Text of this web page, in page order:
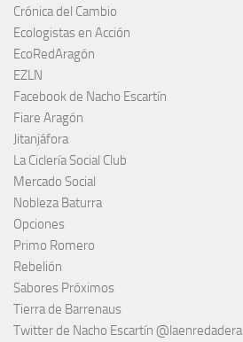
Crónica del Cambio
Ecologistas en Acción
EcoRedAragón
EZLN
Facebook de Nacho Escartín
Fiare Aragón
Jitanjáfora
La Ciclería Social Club
Mercado Social
Nobleza Baturra
Opciones
Primo Romero
Rebelión
Sabores Próximos
Tierra de Barrenaus
Twitter de Nacho Escartín @laenredadera